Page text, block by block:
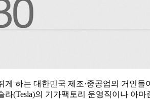
하는 대한민국 제조·중공업의 거인
(Tesla)의 기가팩토리 운영직이나 아